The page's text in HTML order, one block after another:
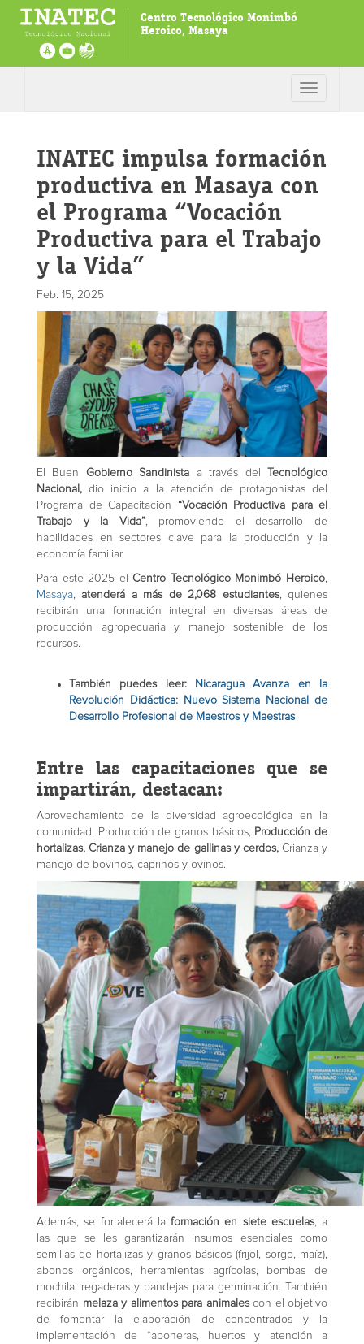
Centro Tecnológico Monimbó
Heroico, Masaya
Toggle
INATEC impulsa formación
productiva en Masaya con
el Programa “Vocación
Productiva para el Trabajo
y la Vida”
Feb. 15, 2025
El Buen Gobierno Sandinista a través delTecnológico
Nacional, dio inicio a la atención de protagonistas del
Programa de Capacitación
“Vocación Productiva para el
Trabajo y la Vida”, promoviendo el desarrollo de
habilidades en sectores clave para la producción y la
economía familiar.
Para este 2025 elCentro Tecnológico Monimbó Heroico,
Masaya, atenderá a más de 2,068 estudiantes, quienes
recibirán una formación integral en diversas áreas de
producción agropecuaria y manejo sostenible de los
recursos.
También puedes leer:
Nicaragua Avanza en la
Revolución Didáctica: Nuevo Sistema Nacional de
Desarrollo Profesional de Maestros y Maestras
Entre las capacitaciones que se
impartirán, destacan:
Aprovechamiento de la diversidad agroecológica en la
comunidad, Producción de granos básicos, Producción de
hortalizas, Crianza y manejo de gallinas y cerdos,Crianza y
manejo de bovinos, caprinos y ovinos.
Además, se fortalecerá la formación en siete escuelas, a
las que se les garantizarán insumos esenciales como
semillas de hortalizas y granos básicos (frijol, sorgo, maíz),
abonos orgánicos, herramientas agrícolas, bombas de
mochila, regaderas y bandejas para germinación. También
recibirán melaza y alimentos para animalescon el objetivo
de fomentar la elaboración de concentrados y la
implementación de *aboneras, huertos y atención a